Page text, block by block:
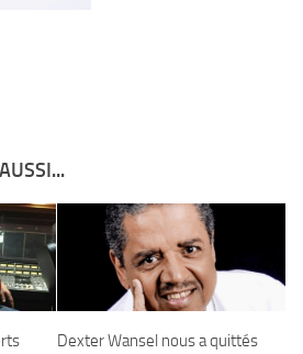
Dexter Wansel nous a quittés